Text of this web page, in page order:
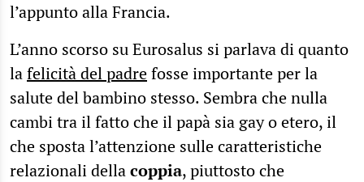
l’appunto alla Francia.
L’anno scorso su Eurosalus si parlava di quanto
lafelicità del padrefosse importante per la
salute del bambino stesso. Sembra che nulla
cambi tra il fatto che il papà sia gay o etero, il
che sposta l’attenzione sulle caratteristiche
relazionali dellacoppia, piuttosto che